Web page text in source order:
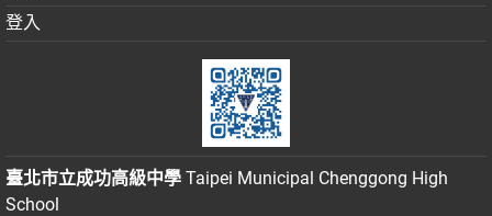
登入
臺北市立成功高級中學 Taipei Municipal Chenggong High
School